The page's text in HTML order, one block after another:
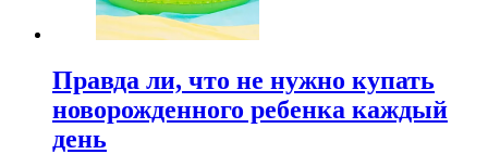
Правда ли, что не нужно купать
новорожденного ребенка каждый
день